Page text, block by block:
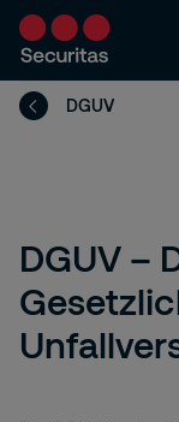
DGUV
DGUV –